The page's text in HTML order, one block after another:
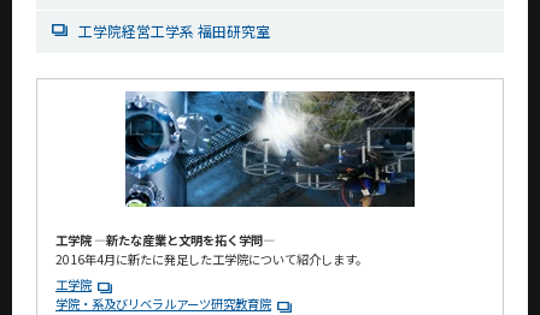
工学院経営工学系 福田研究室
工学院 ―新たな産業と文明を拓く学問―
2016年4月に新たに発足した工学院について紹介します。
工学院
学院・系及びリベラルアーツ研究教育院